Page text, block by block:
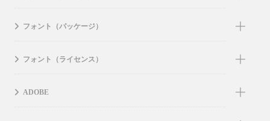
フォント（パッケージ）
フォント（ライセンス）
ADOBE